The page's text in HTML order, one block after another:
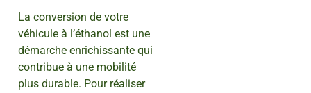
La conversion de votre
véhicule à l’éthanol est une
démarche enrichissante qui
contribue à une mobilité
plus durable. Pour réaliser